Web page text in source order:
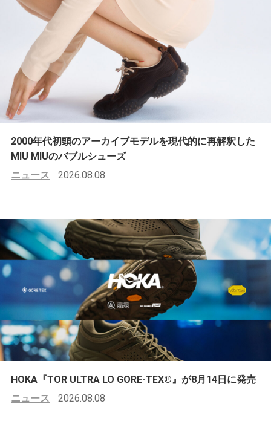
2000年代初頭のアーカイブモデルを現代的に再解釈した
MIU MIUのバブルシューズ
ニュース
2026.08.08
HOKA『TOR ULTRA LO GORE-TEX®︎』が8月14日に発売
ニュース
2026.08.08